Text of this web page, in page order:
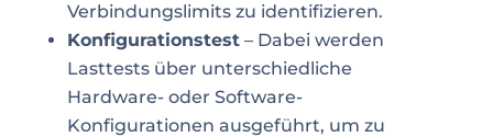
Verbindungslimits zu identifizieren.
Konfigurationstest– Dabei werden
Lasttests über unterschiedliche
Hardware- oder Software-
Konfigurationen ausgeführt, um zu